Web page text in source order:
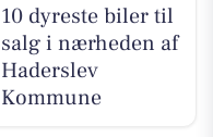
10 dyreste biler til
salg i nærheden af
Haderslev
Kommune